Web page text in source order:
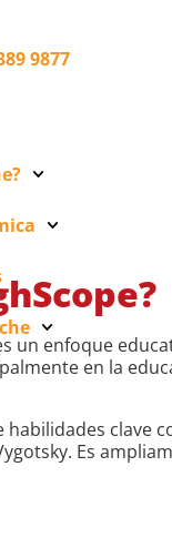
9877
un enfoque
en la
clave
Es